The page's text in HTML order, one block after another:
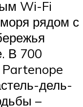
Wi-Fi
рядом с
В 700
Partenope
дель-
–